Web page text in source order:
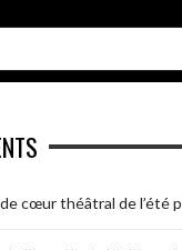
cœur théâtral de l’été